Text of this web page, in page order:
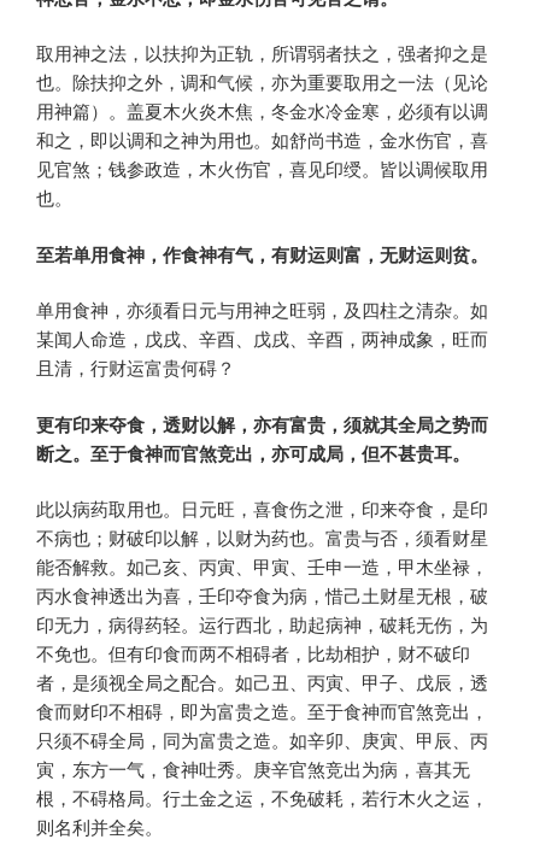
取用神之法，以扶抑为正轨，所谓弱者扶之，强者抑之是
也。除扶抑之外，调和气候，亦为重要取用之一法（见论
用神篇）。盖夏木火炎木焦，冬金水冷金寒，必须有以调
和之，即以调和之神为用也。如舒尚书造，金水伤官，喜
见官煞；钱参政造，木火伤官，喜见印绶。皆以调候取用
也。
至若单用食神，作食神有气，有财运则富，无财运则贫。
单用食神，亦须看日元与用神之旺弱，及四柱之清杂。如
某闻人命造，戊戌、辛酉、戊戌、辛酉，两神成象，旺而
且清，行财运富贵何碍？
更有印来夺食，透财以解，亦有富贵，须就其全局之势而
断之。至于食神而官煞竞出，亦可成局，但不甚贵耳。
此以病药取用也。日元旺，喜食伤之泄，印来夺食，是印
不病也；财破印以解，以财为药也。富贵与否，须看财星
能否解救。如己亥、丙寅、甲寅、壬申一造，甲木坐禄，
丙水食神透出为喜，壬印夺食为病，惜己土财星无根，破
印无力，病得药轻。运行西北，助起病神，破耗无伤，为
不免也。但有印食而两不相碍者，比劫相护，财不破印
者，是须视全局之配合。如己丑、丙寅、甲子、戊辰，透
食而财印不相碍，即为富贵之造。至于食神而官煞竞出，
只须不碍全局，同为富贵之造。如辛卯、庚寅、甲辰、丙
寅，东方一气，食神吐秀。庚辛官煞竞出为病，喜其无
根，不碍格局。行土金之运，不免破耗，若行木火之运，
则名利并全矣。